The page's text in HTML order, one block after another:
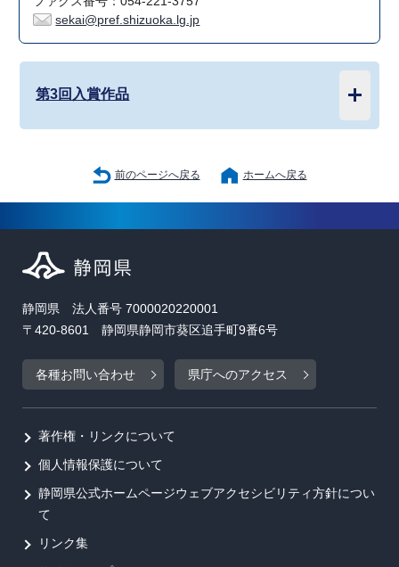
sekai@pref.shizuoka.lg.jp
第3回入賞作品
前のページへ戻る ホームへ戻る
静岡県 法人番号 7000020220001
〒420-8601 静岡県静岡市葵区追手町9番6号
各種お問い合わせ 県庁へのアクセス
著作権・リンクについて
個人情報保護について
静岡県公式ホームページウェブアクセシビリティ方針につい
て
リンク集